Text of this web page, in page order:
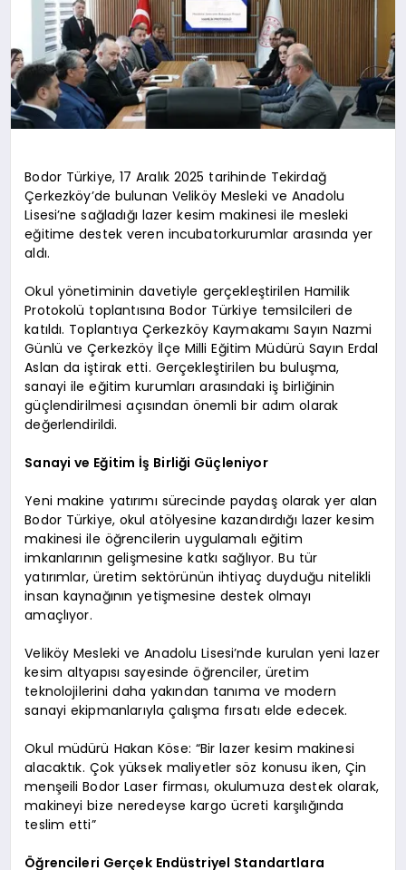
Bodor Türkiye, 17 Aralık 2025 tarihinde Tekirdağ
Çerkezköy’de bulunan Veliköy Mesleki ve Anadolu
Lisesi’ne sağladığı lazer kesim makinesi ile mesleki
eğitime destek veren incubatorkurumlar arasında yer
aldı.
Okul yönetiminin davetiyle gerçekleştirilen Hamilik
Protokolü toplantısına Bodor Türkiye temsilcileri de
katıldı. Toplantıya Çerkezköy Kaymakamı Sayın Nazmi
Günlü ve Çerkezköy İlçe Milli Eğitim Müdürü Sayın Erdal
Aslan da iştirak etti. Gerçekleştirilen bu buluşma,
sanayi ile eğitim kurumları arasındaki iş birliğinin
güçlendirilmesi açısından önemli bir adım olarak
değerlendirildi.
Sanayi ve Eğitim İş Birliği Güçleniyor
Yeni makine yatırımı sürecinde paydaş olarak yer alan
Bodor Türkiye, okul atölyesine kazandırdığı lazer kesim
makinesi ile öğrencilerin uygulamalı eğitim
imkanlarının gelişmesine katkı sağlıyor. Bu tür
yatırımlar, üretim sektörünün ihtiyaç duyduğu nitelikli
insan kaynağının yetişmesine destek olmayı
amaçlıyor.
Veliköy Mesleki ve Anadolu Lisesi’nde kurulan yeni lazer
kesim altyapısı sayesinde öğrenciler, üretim
teknolojilerini daha yakından tanıma ve modern
sanayi ekipmanlarıyla çalışma fırsatı elde edecek.
Okul müdürü Hakan Köse: “Bir lazer kesim makinesi
alacaktık. Çok yüksek maliyetler söz konusu iken, Çin
menşeili Bodor Laser firması, okulumuza destek olarak,
makineyi bize neredeyse kargo ücreti karşılığında
teslim etti”
Öğrencileri Gerçek Endüstriyel Standartlara